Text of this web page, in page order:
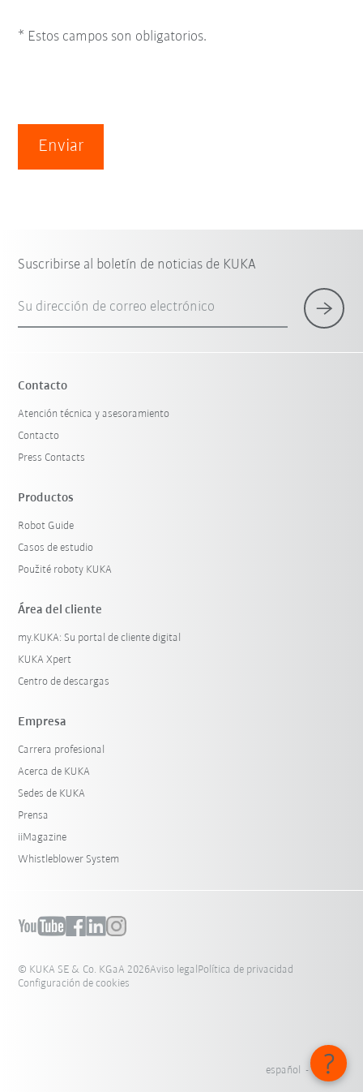
* Estos campos son obligatorios.
Enviar
Suscribirse al boletín de noticias de KUKA
Su dirección de correo electrónico
Contacto
Atención técnica y asesoramiento
Contacto
Press Contacts
Productos
Robot Guide
Casos de estudio
Použité roboty KUKA
Área del cliente
my.KUKA: Su portal de cliente digital
KUKA Xpert
Centro de descargas
Empresa
Carrera profesional
Acerca de KUKA
Sedes de KUKA
Prensa
iiMagazine
Whistleblower System
© KUKA SE & Co. KGaA 2026Aviso legalPolítica de privacidad
Configuración de cookies
español - México